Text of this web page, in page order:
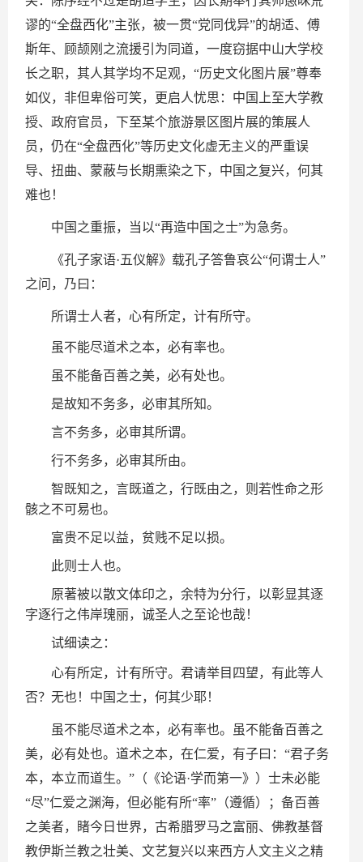
谬的“全盘西化”主张，被一贯“党同伐异”的胡适、傅
斯年、顾颉刚之流援引为同道，一度窃据中山大学校
长之职，其人其学均不足观，“历史文化图片展”尊奉
如仪，非但卑俗可笑，更启人忧思：中国上至大学教
授、政府官员，下至某个旅游景区图片展的策展人
员，仍在“全盘西化”等历史文化虚无主义的严重误
导、扭曲、蒙蔽与长期熏染之下，中国之复兴，何其
难也！
中国之重振，当以“再造中国之士”为急务。
《孔子家语·五仪解》载孔子答鲁哀公“何谓士人”
之问，乃曰：
所谓士人者，心有所定，计有所守。
虽不能尽道术之本，必有率也。
虽不能备百善之美，必有处也。
是故知不务多，必审其所知。
言不务多，必审其所谓。
行不务多，必审其所由。
智既知之，言既道之，行既由之，则若性命之形
骸之不可易也。
富贵不足以益，贫贱不足以损。
此则士人也。
原著被以散文体印之，余特为分行，以彰显其逐
字逐行之伟岸瑰丽，诚圣人之至论也哉！
试细读之：
心有所定，计有所守。君请举目四望，有此等人
否？无也！中国之士，何其少耶！
虽不能尽道术之本，必有率也。虽不能备百善之
美，必有处也。道术之本，在仁爱，有子曰：“君子务
本，本立而道生。”（《论语·学而第一》）士未必能
“尽”仁爱之渊海，但必能有所“率”（遵循）；备百善
之美者，睹今日世界，古希腊罗马之富丽、佛教基督
教伊斯兰教之壮美、文艺复兴以来西方人文主义之精